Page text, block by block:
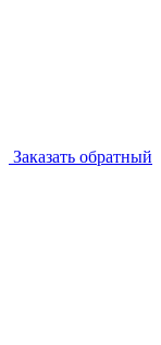
Заказать обратный